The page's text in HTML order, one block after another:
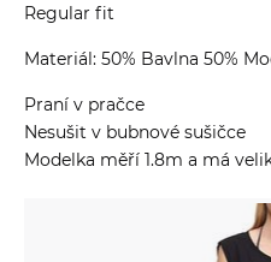
Regular fit
Materiál: 50% Bavlna 50%
Praní v pračce
Nesušit v bubnové sušičce
Modelka měří 1.8m a má